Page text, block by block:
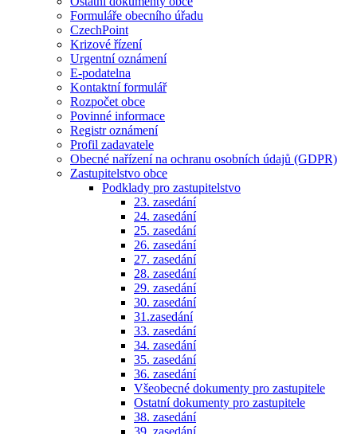
Formuláře obecního úřadu
CzechPoint
Krizové řízení
Urgentní oznámení
E-podatelna
Kontaktní formulář
Rozpočet obce
Povinné informace
Registr oznámení
Profil zadavatele
Obecné nařízení na ochranu osobních údajů (GDPR)
Zastupitelstvo obce
Podklady pro zastupitelstvo
23. zasedání
24. zasedání
25. zasedání
26. zasedání
27. zasedání
28. zasedání
29. zasedání
30. zasedání
31.zasedání
33. zasedání
34. zasedání
35. zasedání
36. zasedání
Všeobecné dokumenty pro zastupitele
Ostatní dokumenty pro zastupitele
38. zasedání
39. zasedání